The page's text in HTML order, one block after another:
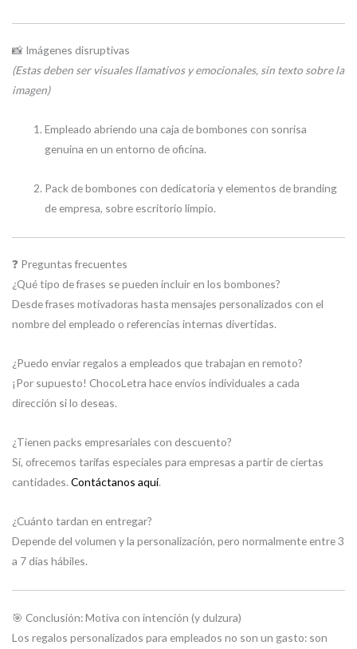
📸 Imágenes disruptivas
(Estas deben ser visuales llamativos y emocionales, sin texto sobre la
imagen)
Empleado abriendo una caja de bombones con sonrisa
genuina en un entorno de oficina.
Pack de bombones con dedicatoria y elementos de branding
de empresa, sobre escritorio limpio.
❓ Preguntas frecuentes
¿Qué tipo de frases se pueden incluir en los bombones?
Desde frases motivadoras hasta mensajes personalizados con el
nombre del empleado o referencias internas divertidas.
¿Puedo enviar regalos a empleados que trabajan en remoto?
¡Por supuesto! ChocoLetra hace envíos individuales a cada
dirección si lo deseas.
¿Tienen packs empresariales con descuento?
Sí, ofrecemos tarifas especiales para empresas a partir de ciertas
cantidades. Contáctanos aquí.
¿Cuánto tardan en entregar?
Depende del volumen y la personalización, pero normalmente entre 3
a 7 días hábiles.
🎯 Conclusión: Motiva con intención (y dulzura)
Los regalos personalizados para empleados no son un gasto: son